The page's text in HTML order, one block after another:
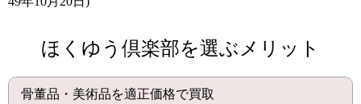
ほくゆう倶楽部を選ぶメリット
骨董品・美術品を適正価格で買取